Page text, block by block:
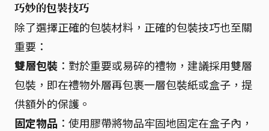
巧妙的包裝技巧
除了選擇正確的包裝材料，正確的包裝技巧也至關
重要：
雙層包裝 ：對於重要或易碎的禮物，建議採用雙層
包裝，即在禮物外層再包裹一層包裝紙或盒子，提
供額外的保護。
固定物品 ：使用膠帶將物品牢固地固定在盒子內，